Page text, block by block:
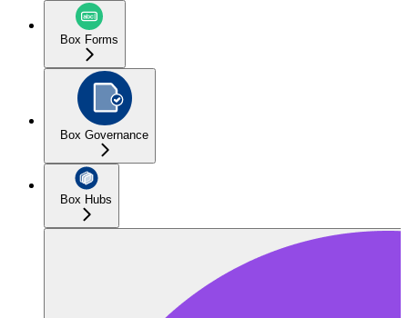
Box Forms
Box Governance
Box Hubs